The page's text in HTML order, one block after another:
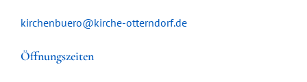
kirchenbuero@kirche-otterndorf.de
Öffnungszeiten